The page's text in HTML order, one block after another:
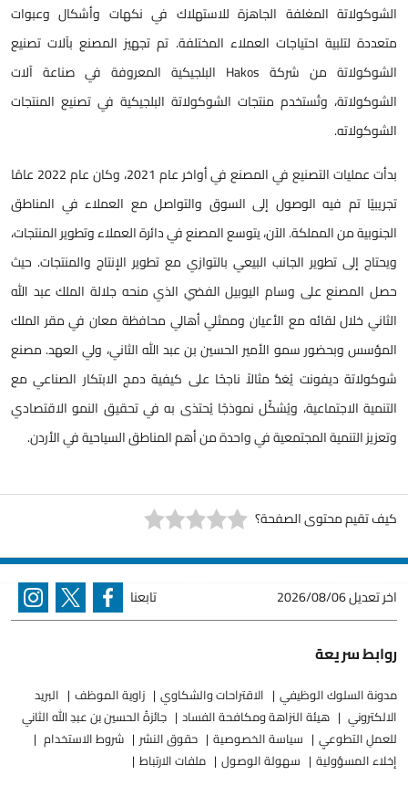
الشوكولاتة المغلفة الجاهزة للاستهلاك في نكهات وأشكال وعبوات
متعددة لتلبية احتياجات العملاء المختلفة. تم تجهيز المصنع بآلات تصنيع
الشوكولاتة من شركة Hakos البلجيكية المعروفة في صناعة آلات
الشوكولاتة، وتُستخدم منتجات الشوكولاتة البلجيكية في تصنيع المنتجات
الشوكولاته.
بدأت عمليات التصنيع في المصنع في أواخر عام 2021، وكان عام 2022 عامًا
تجريبيًا تم فيه الوصول إلى السوق والتواصل مع العملاء في المناطق
الجنوبية من المملكة. الآن، يتوسع المصنع في دائرة العملاء وتطوير المنتجات،
ويحتاج إلى تطوير الجانب البيعي بالتوازي مع تطوير الإنتاج والمنتجات. حيث
حصل المصنع على وسام اليوبيل الفضي الذي منحه جلالة الملك عبد الله
الثاني خلال لقائه مع الأعيان وممثلي أهالي محافظة معان في مقر الملك
المؤسس وبحضور سمو الأمير الحسين بن عبد الله الثاني، ولي العهد. مصنع
شوكولاتة ديفونت يُعَدُّ مثالاً ناجحًا على كيفية دمج الابتكار الصناعي مع
التنمية الاجتماعية، ويُشكِّل نموذجًا يُحتذى به في تحقيق النمو الاقتصادي
وتعزيز التنمية المجتمعية في واحدة من أهم المناطق السياحية في الأردن.
كيف تقيم محتوى الصفحة؟
اخر تعديل2026/08/06 تابعنا
روابط سريعة
مدونة السلوك الوظيفي الاقتراحات والشكاوي زاوية الموظف
البريد
الالكتروني
هيئة النزاهة ومكافحة الفساد
جائزةُ الحسين بن عبدِ الله الثاني
للعملِ التطوعيِ
سياسة الخصوصية حقوق النشر
شروط الاستخدام
إخلاء المسؤولية
سهولة الوصول ملفات الارتباط